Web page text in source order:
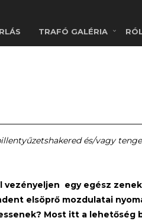
TRAFÓ GALÉRIA
és/vagy
vezényeljen egy egész
elsöprő mozdulatai
Most itt a lehetőség